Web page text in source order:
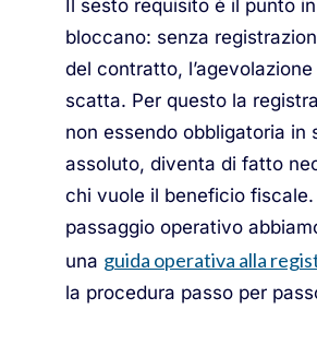
Il sesto requisito è il punto
bloccano: senza
del contratto,
scatta. Per questo la
non essendo obbligatoria in
assoluto, diventa di fatto
chi vuole il beneficio fiscale.
passaggio operativo
una guida operativa alla
la procedura passo per